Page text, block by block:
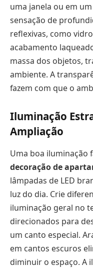
uma janela ou em
sensação de
reflexivas, como
acabamento
massa dos objetos,
ambiente. A
fazem com que o
Iluminação
Ampliação
Uma boa iluminação
decoração de
lâmpadas de LED
luz do dia. Crie
iluminação geral no
direcionados para
um canto especial.
em cantos escuros
diminuir o espaço. A